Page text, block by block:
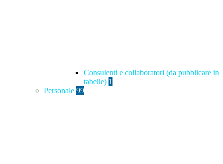
Consulenti e collaboratori (da pubblicare in
tabelle) 1
Personale 99